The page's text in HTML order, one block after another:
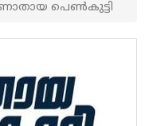
പെൺകുട്ടി